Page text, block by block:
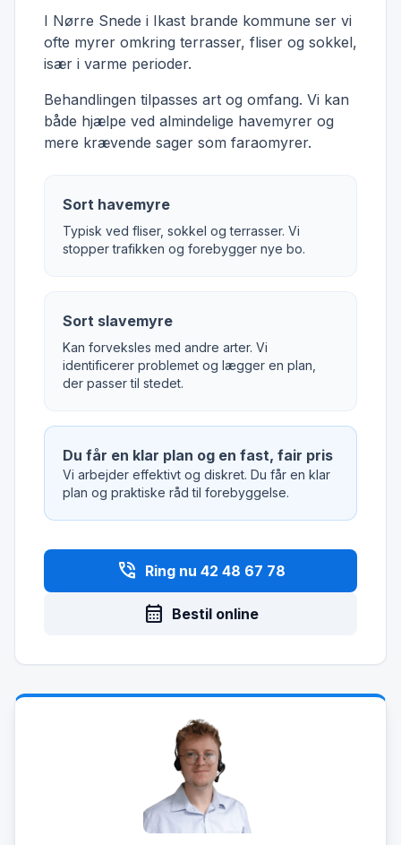
I Nørre Snede i Ikast brande kommune ser vi
ofte myrer omkring terrasser, fliser og sokkel,
især i varme perioder.
Behandlingen tilpasses art og omfang. Vi kan
både hjælpe ved almindelige havemyrer og
mere krævende sager som faraomyrer.
Sort havemyre
Typisk ved fliser, sokkel og terrasser. Vi
stopper trafikken og forebygger nye bo.
Sort slavemyre
Kan forveksles med andre arter. Vi
identificerer problemet og lægger en plan,
der passer til stedet.
Du får en klar plan og en fast, fair pris
Vi arbejder effektivt og diskret. Du får en klar
plan og praktiske råd til forebyggelse.
phone_in_talk Ring nu 42 48 67 78
calendar_month Bestil online